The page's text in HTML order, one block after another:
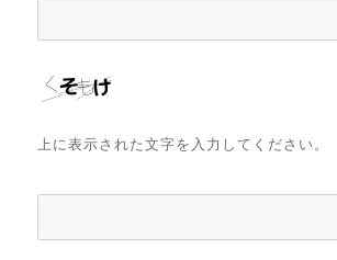
上に表示された文字を入力してください。